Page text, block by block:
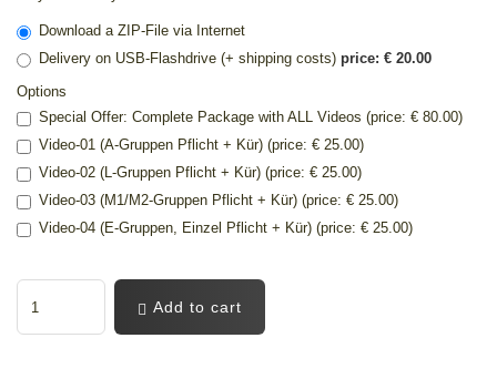
Download a ZIP-File via Internet
Delivery on USB-Flashdrive (+ shipping costs) price: € 20.00
Options
Special Offer: Complete Package with ALL Videos (price: € 80.00)
Video-01 (A-Gruppen Pflicht + Kür) (price: € 25.00)
Video-02 (L-Gruppen Pflicht + Kür) (price: € 25.00)
Video-03 (M1/M2-Gruppen Pflicht + Kür) (price: € 25.00)
Video-04 (E-Gruppen, Einzel Pflicht + Kür) (price: € 25.00)
Add to cart